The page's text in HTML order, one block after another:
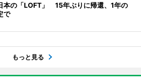
本の「LOFT」 15年ぶりに帰還、1年の
で
もっと見る